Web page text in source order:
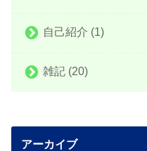
自己紹介 (1)
雑記 (20)
アーカイブ